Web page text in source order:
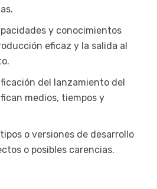
y conocimientos
eficaz y la salida al
del lanzamiento del
medios, tiempos y
o versiones de desarrollo
o posibles carencias.